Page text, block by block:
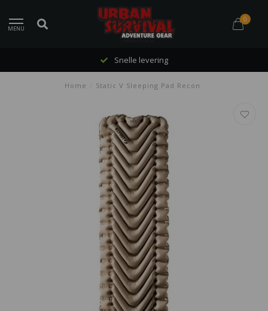
MENU
0
Snelle levering
Home Static V Sleeping Pad Recon